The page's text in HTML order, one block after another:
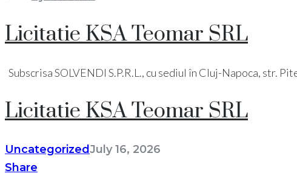
Licitatie KSA Teomar SRL
Subscrisa SOLVENDI S.P.R.L., cu sediul în Cluj-Napoca, str.
Licitatie KSA Teomar SRL
UncategorizedJuly 16, 2026
Share